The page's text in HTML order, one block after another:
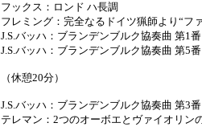
フックス：ロンド ハ長調
フレミング：完全なるドイツ猟師より“フ
J.S.バッハ：ブランデンブルク協奏曲 第1
J.S.バッハ：ブランデンブルク協奏曲 第5
（休憩20分）
J.S.バッハ：ブランデンブルク協奏曲 第3
テレマン：2つのオーボエとヴァイオリン